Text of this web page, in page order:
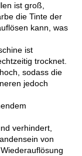
ist groß,
die Tinte der
kann, was
ist
trocknet.
sodass die
jedoch
verhindert,
von